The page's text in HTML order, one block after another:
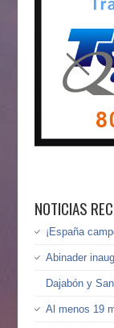
NOTICIAS
¡España
Abinader
Dajabón y
Al menos 19